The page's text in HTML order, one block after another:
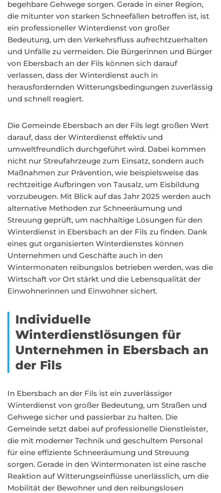
begehbare Gehwege sorgen. Gerade in einer Region,
die mitunter von starken Schneefällen betroffen ist, ist
ein professioneller Winterdienst von großer
Bedeutung, um den Verkehrsfluss aufrechtzuerhalten
und Unfälle zu vermeiden. Die Bürgerinnen und Bürger
von Ebersbach an der Fils können sich darauf
verlassen, dass der Winterdienst auch in
herausfordernden Witterungsbedingungen zuverlässig
und schnell reagiert.
Die Gemeinde Ebersbach an der Fils legt großen Wert
darauf, dass der Winterdienst effektiv und
umweltfreundlich durchgeführt wird. Dabei kommen
nicht nur Streufahrzeuge zum Einsatz, sondern auch
Maßnahmen zur Prävention, wie beispielsweise das
rechtzeitige Aufbringen von Tausalz, um Eisbildung
vorzubeugen. Mit Blick auf das Jahr 2025 werden auch
alternative Methoden zur Schneeräumung und
Streuung geprüft, um nachhaltige Lösungen für den
Winterdienst in Ebersbach an der Fils zu finden. Dank
eines gut organisierten Winterdienstes können
Unternehmen und Geschäfte auch in den
Wintermonaten reibungslos betrieben werden, was die
Wirtschaft vor Ort stärkt und die Lebensqualität der
Einwohnerinnen und Einwohner sichert.
Individuelle
Winterdienstlösungen für
Unternehmen in Ebersbach an
der Fils
In Ebersbach an der Fils ist ein zuverlässiger
Winterdienst von großer Bedeutung, um Straßen und
Gehwege sicher und passierbar zu halten. Die
Gemeinde setzt dabei auf professionelle Dienstleister,
die mit moderner Technik und geschultem Personal
für eine effiziente Schneeräumung und Streuung
sorgen. Gerade in den Wintermonaten ist eine rasche
Reaktion auf Witterungseinflüsse unerlässlich, um die
Mobilität der Bewohner und den reibungslosen